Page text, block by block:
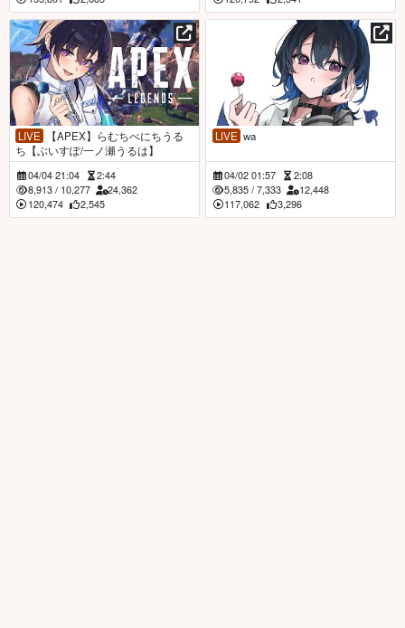
LIVE
ち【ぶいすぽ/一ノ瀬うるは】
04/04 21:04
2:44
8,913/ 10,277
24,362
120,474
2,545
LIVE wa
04/02 01:57
2:08
5,835 /7,333
12,448
117,062
3,296